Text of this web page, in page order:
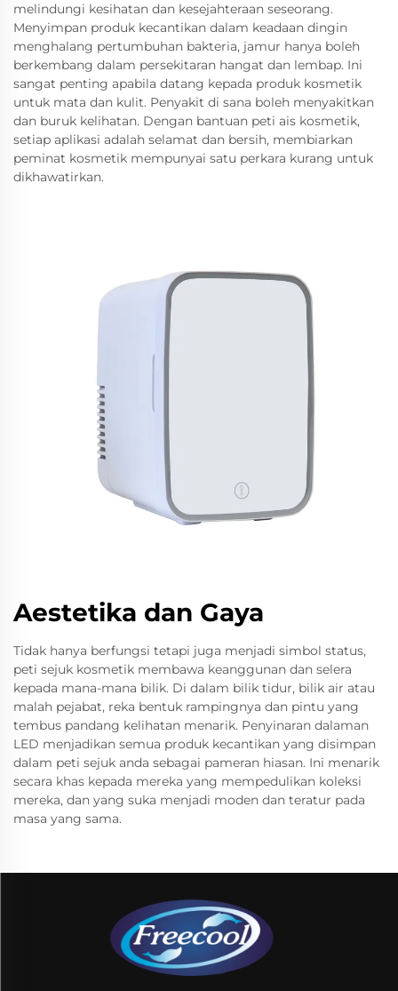
melindungi kesihatan dan kesejahteraan seseorang.
Menyimpan produk kecantikan dalam keadaan dingin
menghalang pertumbuhan bakteria, jamur hanya boleh
berkembang dalam persekitaran hangat dan lembap. Ini
sangat penting apabila datang kepada produk kosmetik
untuk mata dan kulit. Penyakit di sana boleh menyakitkan
dan buruk kelihatan. Dengan bantuan peti ais kosmetik,
setiap aplikasi adalah selamat dan bersih, membiarkan
peminat kosmetik mempunyai satu perkara kurang untuk
dikhawatirkan.
Aestetika dan Gaya
Tidak hanya berfungsi tetapi juga menjadi simbol status,
peti sejuk kosmetik membawa keanggunan dan selera
kepada mana-mana bilik. Di dalam bilik tidur, bilik air atau
malah pejabat, reka bentuk rampingnya dan pintu yang
tembus pandang kelihatan menarik. Penyinaran dalaman
LED menjadikan semua produk kecantikan yang disimpan
dalam peti sejuk anda sebagai pameran hiasan. Ini menarik
secara khas kepada mereka yang mempedulikan koleksi
mereka, dan yang suka menjadi moden dan teratur pada
masa yang sama.